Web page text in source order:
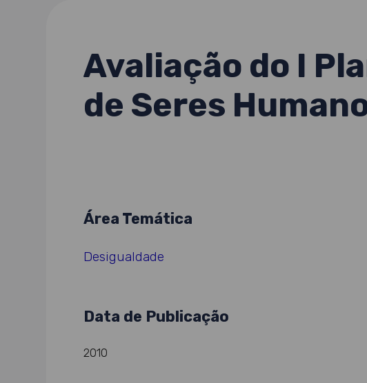
Avaliação do I
de Seres
Área Temática
Desigualdade
Data de Publicação
2010